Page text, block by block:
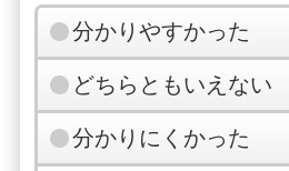
分かりやすかった
どちらともいえない
分かりにくかった